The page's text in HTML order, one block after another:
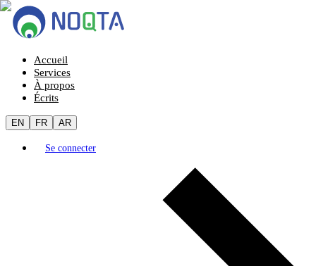
Accueil
Services
À propos
Écrits
EN FR AR
Se connecter